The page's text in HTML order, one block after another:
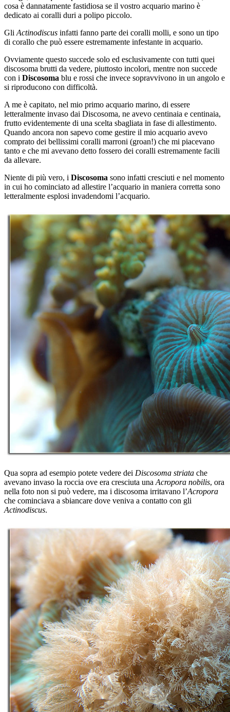
cosa è dannatamente fastidiosa se il vostro acquario marino è
dedicato ai coralli duri a polipo piccolo.
Gli Actinodiscus infatti fanno parte dei coralli molli, e sono un tipo
di corallo che può essere estremamente infestante in acquario.
Ovviamente questo succede solo ed esclusivamente con tutti quei
discosoma brutti da vedere, piuttosto incolori, mentre non succede
con i Discosoma blu e rossi che invece sopravvivono in un angolo e
si riproducono con difficoltà.
A me è capitato, nel mio primo acquario marino, di essere
letteralmente invaso dai Discosoma, ne avevo centinaia e centinaia,
frutto evidentemente di una scelta sbagliata in fase di allestimento.
Quando ancora non sapevo come gestire il mio acquario avevo
comprato dei bellissimi coralli marroni (groan!) che mi piacevano
tanto e che mi avevano detto fossero dei coralli estremamente facili
da allevare.
Niente di più vero, i Discosoma sono infatti cresciuti e nel momento
in cui ho cominciato ad allestire l’acquario in maniera corretta sono
letteralmente esplosi invadendomi l’acquario.
Qua sopra ad esempio potete vedere dei Discosoma striata che
avevano invaso la roccia ove era cresciuta una Acropora nobilis, ora
nella foto non si può vedere, ma i discosoma irritavano l’Acropora
che cominciava a sbiancare dove veniva a contatto con gli
Actinodiscus.